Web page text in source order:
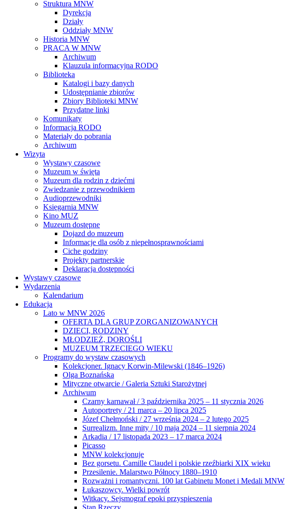
Struktura MNW
Dyrekcja
Działy
Oddziały MNW
Historia MNW
PRACA W MNW
Archiwum
Klauzula informacyjna RODO
Biblioteka
Katalogi i bazy danych
Udostępnianie zbiorów
Zbiory Biblioteki MNW
Przydatne linki
Komunikaty
Informacja RODO
Materiały do pobrania
Archiwum
Wizyta
Wystawy czasowe
Muzeum w święta
Muzeum dla rodzin z dziećmi
Zwiedzanie z przewodnikiem
Audioprzewodniki
Księgarnia MNW
Kino MUZ
Muzeum dostępne
Dojazd do muzeum
Informacje dla osób z niepełnosprawnościami
Ciche godziny
Projekty partnerskie
Deklaracja dostępności
Wystawy czasowe
Wydarzenia
Kalendarium
Edukacja
Lato w MNW 2026
OFERTA DLA GRUP ZORGANIZOWANYCH
DZIECI, RODZINY
MŁODZIEŻ, DOROŚLI
MUZEUM TRZECIEGO WIEKU
Programy do wystaw czasowych
Kolekcjoner. Ignacy Korwin-Milewski (1846–1926)
Olga Boznańska
Mityczne otwarcie / Galeria Sztuki Starożytnej
Archiwum
Czarny karnawał / 3 października 2025 – 11 stycznia 2026
Autoportrety / 21 marca – 20 lipca 2025
Józef Chełmoński / 27 września 2024 – 2 lutego 2025
Surrealizm. Inne mity / 10 maja 2024 – 11 sierpnia 2024
Arkadia / 17 listopada 2023 – 17 marca 2024
Picasso
MNW kolekcjonuje
Bez gorsetu. Camille Claudel i polskie rzeźbiarki XIX wieku
Przesilenie. Malarstwo Północy 1880–1910
Rozważni i romantyczni. 100 lat Gabinetu Monet i Medali MNW
Łukaszowcy. Wielki powrót
Witkacy. Sejsmograf epoki przyspieszenia
Stan Rzeczy